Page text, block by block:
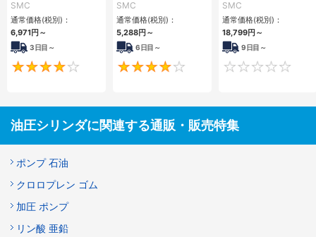
SMC
通常価格(税別)：
6,971円 ～
3日目～
4
SMC
通常価格(税別)：
5,288円 ～
6日目～
4
CH2G・CH2Hシリ
ーズ
SMC
通常価格(税別)：
18,799円 ～
9日目～
油圧シリンダに関連する通販・販売特集
ポンプ 石油
クロロプレン ゴム
加圧 ポンプ
リン酸 亜鉛